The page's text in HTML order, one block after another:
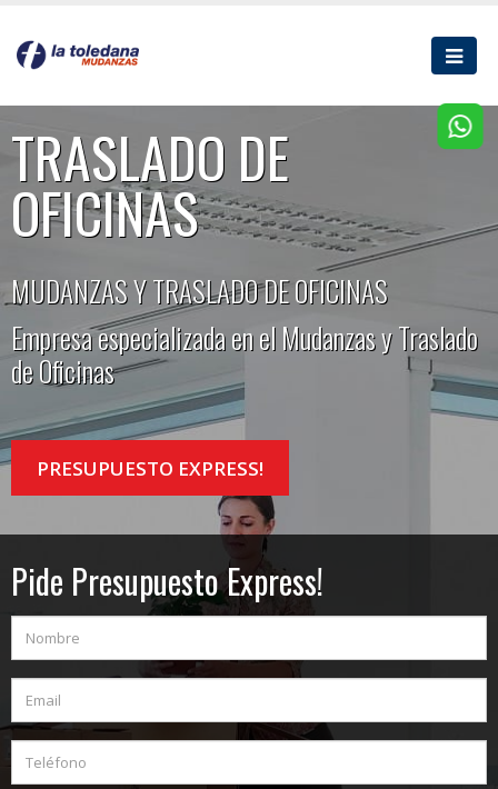
TRASLADO DE
OFICINAS
MUDANZAS Y TRASLADO DE OFICINAS
Empresa especializada en el Mudanzas y Traslado
de Oficinas
PRESUPUESTO EXPRESS!
Pide Presupuesto Express!